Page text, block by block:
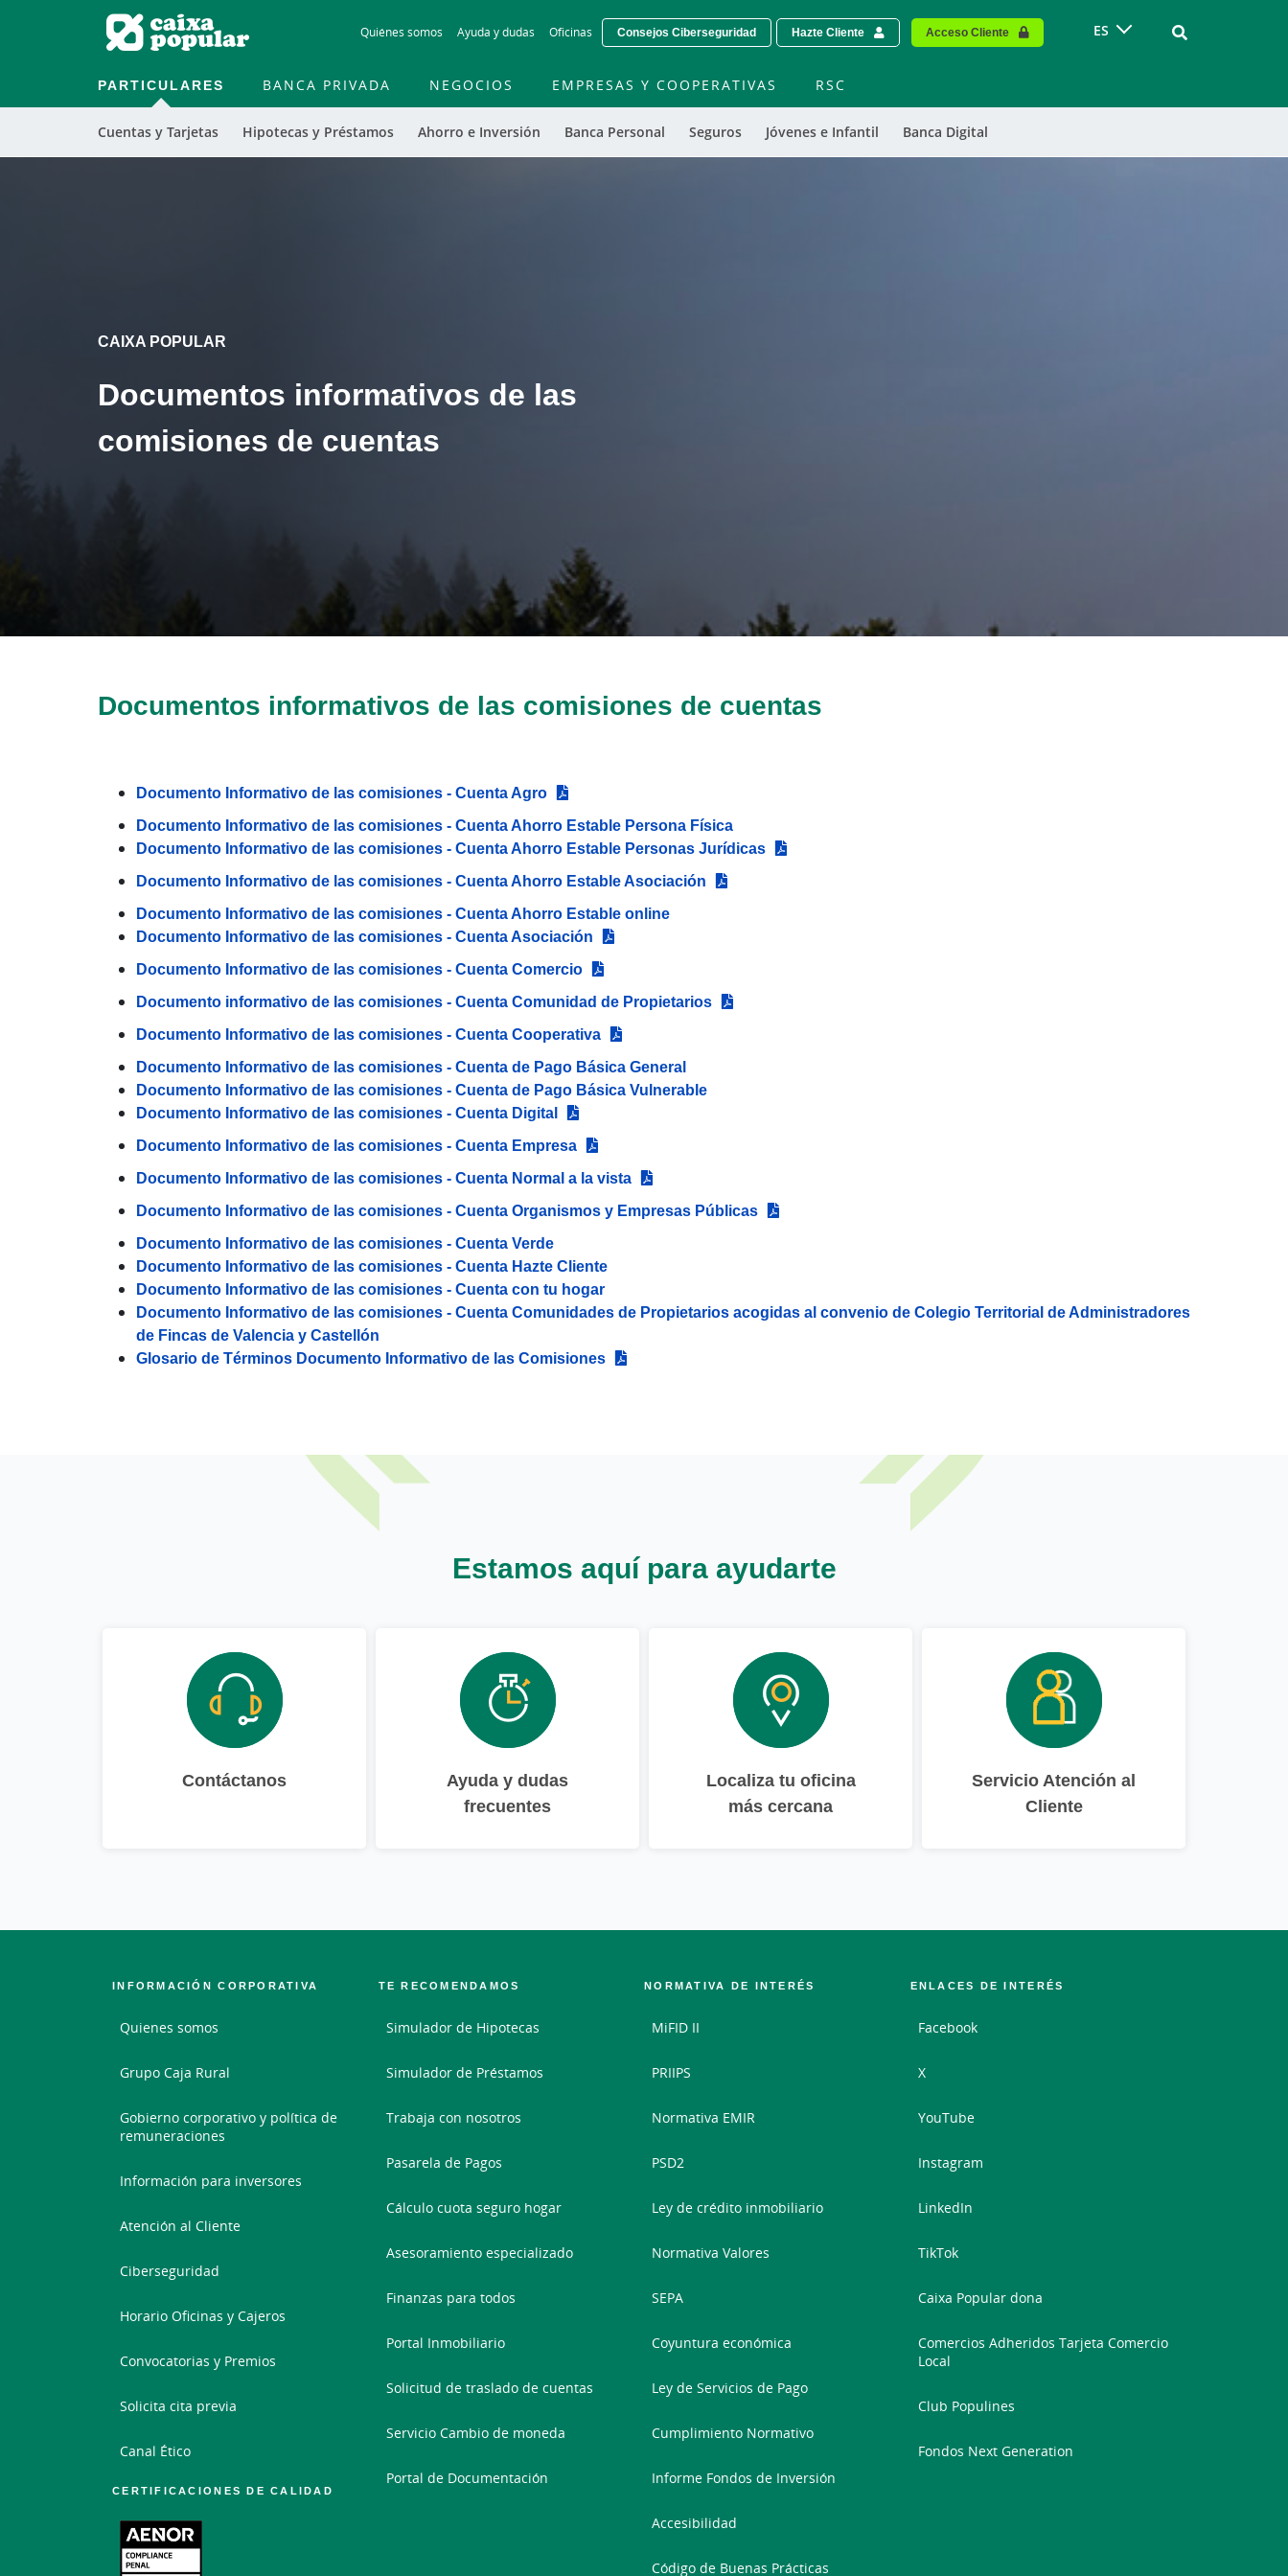
to
contentt
Quiénes somos Ayuda y dudas Oficinas Consejos Ciberseguridad Hazte Cliente Acceso Cliente ES Vinculo -
PARTICULARES
Cuentas y Tarjetas Hipotecas y Préstamos Ahorro e Inversión Banca Personal Seguros Jóvenes e Infantil Banca Digital
BANCA PRIVADA NEGOCIOS EMPRESAS Y COOPERATIVAS RSC
CAIXA POPULAR
Documentos informativos de las
comisiones de cuentas
Documentos informativos de las comisiones de cuentas
Documento Informativo de las comisiones - Cuenta Agro
Documento Informativo de las comisiones - Cuenta Ahorro Estable Persona Física
Documento Informativo de las comisiones - Cuenta Ahorro Estable Personas Jurídicas
Documento Informativo de las comisiones - Cuenta Ahorro Estable Asociación
Documento Informativo de las comisiones - Cuenta Ahorro Estable online
Documento Informativo de las comisiones - Cuenta Asociación
Documento Informativo de las comisiones - Cuenta Comercio
Documento informativo de las comisiones - Cuenta Comunidad de Propietarios
Documento Informativo de las comisiones - Cuenta Cooperativa
Documento Informativo de las comisiones - Cuenta de Pago Básica General
Documento Informativo de las comisiones - Cuenta de Pago Básica Vulnerable
Documento Informativo de las comisiones - Cuenta Digital
Documento Informativo de las comisiones - Cuenta Empresa
Documento Informativo de las comisiones - Cuenta Normal a la vista
Documento Informativo de las comisiones - Cuenta Organismos y Empresas Públicas
Documento Informativo de las comisiones - Cuenta Verde
Documento Informativo de las comisiones - Cuenta Hazte Cliente
Documento Informativo de las comisiones - Cuenta con tu hogar
Documento Informativo de las comisiones - Cuenta Comunidades de Propietarios acogidas al convenio de Colegio Territorial de Administradores
de Fincas de Valencia y Castellón
Glosario de Términos Documento Informativo de las Comisiones
Estamos aquí para ayudarte
Contáctanos
Ayuda y dudas
frecuentes
Localiza tu oficina
más cercana
Servicio Atención al
Cliente
INFORMACIÓN CORPORATIVA
Quienes somos
Grupo Caja Rural
Gobierno corporativo y política de
remuneraciones
Información para inversores
Atención al Cliente
Ciberseguridad
Horario Oficinas y Cajeros
Convocatorias y Premios
Solicita cita previa
Canal Ético
CERTIFICACIONES DE CALIDAD
TE RECOMENDAMOS
Simulador de Hipotecas
Simulador de Préstamos
Trabaja con nosotros
Pasarela de Pagos
Cálculo cuota seguro hogar
Asesoramiento especializado
Finanzas para todos
Portal Inmobiliario
Solicitud de traslado de cuentas
Servicio Cambio de moneda
Portal de Documentación
NORMATIVA DE INTERÉS
MiFID II
PRIIPS
Normativa EMIR
PSD2
Ley de crédito inmobiliario
Normativa Valores
SEPA
Coyuntura económica
Ley de Servicios de Pago
Cumplimiento Normativo
Informe Fondos de Inversión
Accesibilidad
Código de Buenas Prácticas
ENLACES DE INTERÉS
Facebook
X
YouTube
Instagram
LinkedIn
TikTok
Caixa Popular dona
Comercios Adheridos Tarjeta Comercio
Local
Club Populines
Fondos Next Generation